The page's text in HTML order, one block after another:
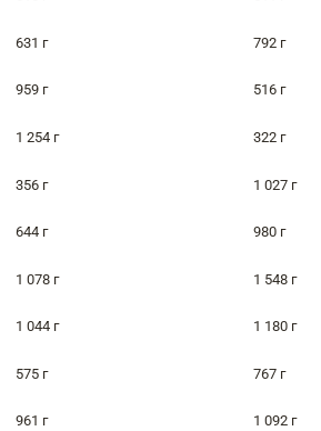
631 г 792 г
959 г 516 г
1 254 г 322 г
356 г 1 027 г
644 г 980 г
1 078 г 1 548 г
1 044 г 1 180 г
575 г 767 г
961 г 1 092 г